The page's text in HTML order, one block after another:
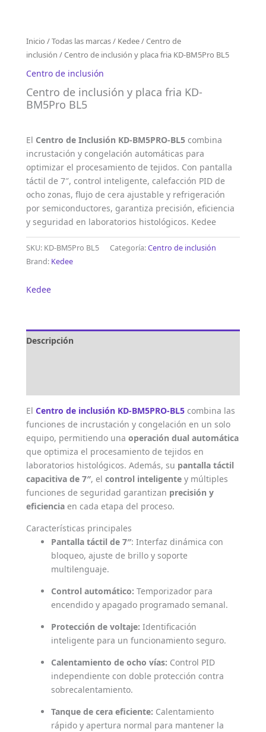
Inicio /Todas las marcas/ Kedee/Centro de
inclusión / Centro de inclusión y placa fria KD-BM5Pro BL5
Centro de inclusión
Centro de inclusión y placa fria KD-
BM5Pro BL5
El Centro de Inclusión KD-BM5PRO-BL5 combina
incrustación y congelación automáticas para
optimizar el procesamiento de tejidos. Con pantalla
táctil de 7″, control inteligente, calefacción PID de
ocho zonas, flujo de cera ajustable y refrigeración
por semiconductores, garantiza precisión, eficiencia
y seguridad en laboratorios histológicos. Kedee
SKU: KD-BM5Pro BL5 Categoría:Centro de inclusión
Brand: Kedee
Kedee
Descripción
El Centro de inclusión KD-BM5PRO-BL5 combina las
funciones de incrustación y congelación en un solo
equipo, permitiendo una operación dual automática
que optimiza el procesamiento de tejidos en
laboratorios histológicos. Además, su pantalla táctil
capacitiva de 7″, el control inteligente y múltiples
funciones de seguridad garantizan precisión y
eficiencia en cada etapa del proceso.
Características principales
Pantalla táctil de 7″: Interfaz dinámica con
bloqueo, ajuste de brillo y soporte
multilenguaje.
Control automático: Temporizador para
encendido y apagado programado semanal.
Protección de voltaje: Identificación
inteligente para un funcionamiento seguro.
Calentamiento de ocho vías: Control PID
independiente con doble protección contra
sobrecalentamiento.
Tanque de cera eficiente: Calentamiento
rápido y apertura normal para mantener la